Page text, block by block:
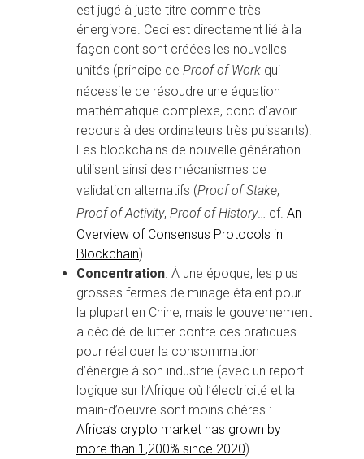
est jugé à juste titre comme très
énergivore. Ceci est directement lié à la
façon dont sont créées les nouvelles
unités (principe de Proof of Work qui
nécessite de résoudre une équation
mathématique complexe, donc d’avoir
recours à des ordinateurs très puissants).
Les blockchains de nouvelle génération
utilisent ainsi des mécanismes de
validation alternatifs (Proof of Stake,
Proof of Activity, Proof of History… cf. An
Overview of Consensus Protocols in
Blockchain).
Concentration . À une époque, les plus
grosses fermes de minage étaient pour
la plupart en Chine, mais le gouvernement
a décidé de lutter contre ces pratiques
pour réallouer la consommation
d’énergie à son industrie (avec un report
logique sur l’Afrique où l’électricité et la
main-d’oeuvre sont moins chères :
Africa’s crypto market has grown by
more than 1,200% since 2020).